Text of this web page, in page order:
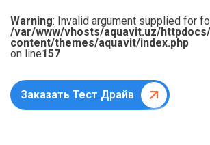
Warning: Invalid argument supplied for
/var/www/vhosts/aquavit.uz/
content/themes/aquavit/index.php
on line157
Заказать Тест Драйв